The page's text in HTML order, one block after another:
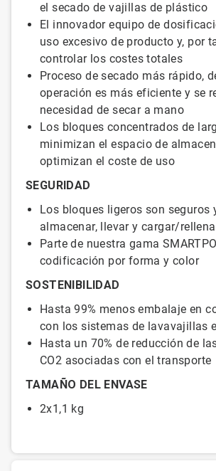
el secado de vajillas de plástico
El innovador equipo de
uso excesivo de producto y, por
controlar los costes totales
Proceso de secado más rápido,
operación es más eficiente y se
necesidad de secar a mano
Los bloques concentrados de
minimizan el espacio de
optimizan el coste de uso
SEGURIDAD
Los bloques ligeros son seguros
almacenar, llevar y cargar/
Parte de nuestra gama
codificación por forma y color
SOSTENIBILIDAD
Hasta 99% menos embalaje en
con los sistemas de lavavajillas
Hasta un 70% de reducción de
CO2 asociadas con el transporte
TAMAÑO DEL ENVASE
2x1,1 kg